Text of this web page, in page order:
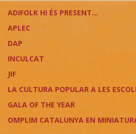
ADIFOLK HI ÉS PRESENT...
APLEC
DAP
INCULCAT
JIF
LA CULTURA POPULAR A LES
GALA OF THE YEAR
OMPLIM CATALUNYA EN